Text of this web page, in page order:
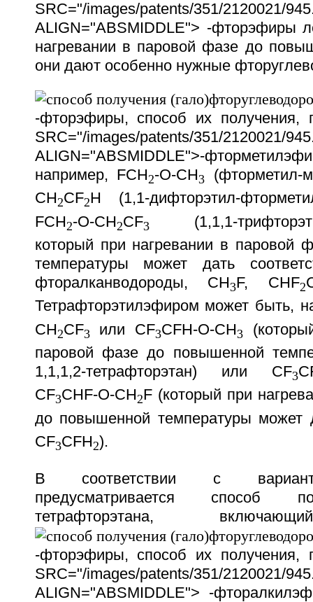
SRC="/images/patents/351/2120021/
ALIGN="ABSMIDDLE"> -фторэфиры
нагревании в паровой фазе до
они дают особенно нужные
-фторэфиры, способ их
SRC="/images/patents/351/2120021/
ALIGN="ABSMIDDLE">-
например, FCH2-O-CH3
(фторметил-
CH 2CF2 H (1,1-дифторэтил-
FCH2-O-CH2CF3 (1,1,1-
который при нагревании в паровой
температуры может дать
фторалканводороды, CH3F, CHF2
Тетрафторэтилэфиром может быть,
CH2CF3 или CF3CFH-O-CH3
паровой фазе до повышенной
1,1,1,2-тетрафторэтан) или CF3
CF3CHF-O-CH2F (который при
до повышенной температуры может
CF3CFH2).
В соответствии с
предусматривается способ
тетрафторэтана,
-фторэфиры, способ их
SRC="/images/patents/351/2120021/
ALIGN="ABSMIDDLE"> -